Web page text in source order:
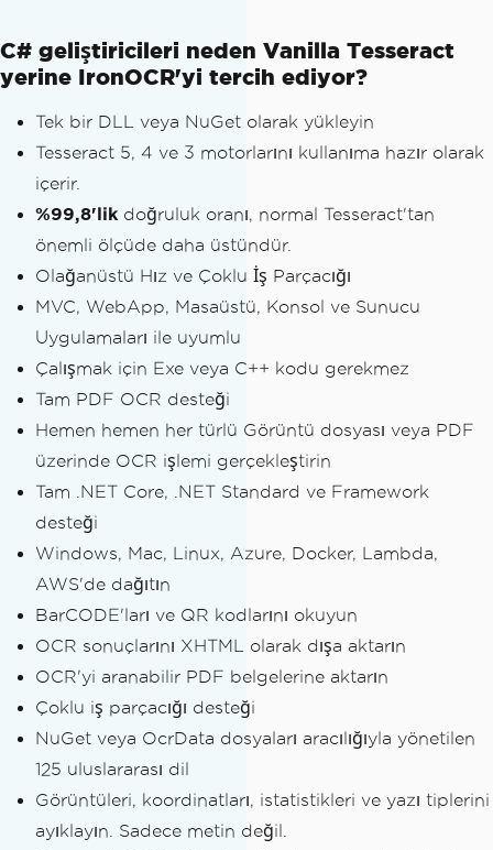
C# geliştiricileri neden Vanilla Tesseract
yerine IronOCR'yi tercih ediyor?
Tek bir DLL veya NuGet olarak yükleyin
Tesseract 5, 4 ve 3 motorlarını kullanıma hazır olarak
içerir.
%99,8'lik doğruluk oranı, normal Tesseract'tan
önemli ölçüde daha üstündür.
Olağanüstü Hız ve Çoklu İş Parçacığı
MVC, WebApp, Masaüstü, Konsol ve Sunucu
Uygulamaları ile uyumlu
Çalışmak için Exe veya C++ kodu gerekmez
Tam PDF OCR desteği
Hemen hemen her türlü Görüntü dosyası veya PDF
üzerinde OCR işlemi gerçekleştirin
Tam .NET Core, .NET Standard ve Framework
desteği
Windows, Mac, Linux, Azure, Docker, Lambda,
AWS'de dağıtın
BarCODE'ları ve QR kodlarını okuyun
OCR sonuçlarını XHTML olarak dışa aktarın
OCR'yi aranabilir PDF belgelerine aktarın
Çoklu iş parçacığı desteği
NuGet veya OcrData dosyaları aracılığıyla yönetilen
125 uluslararası dil
Görüntüleri, koordinatları, istatistikleri ve yazı tiplerini
ayıklayın. Sadece metin değil.